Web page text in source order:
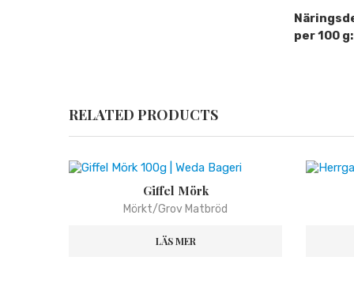
per 100 g:
RELATED PRODUCTS
Giffel Mörk
Mörkt/Grov Matbröd
LÄS MER